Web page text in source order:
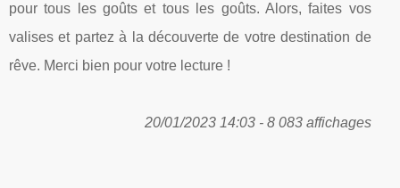
pour tous les goûts et tous les goûts. Alors, faites vos
valises et partez à la découverte de votre destination de
rêve. Merci bien pour votre lecture !
20/01/2023 14:03 - 8 083 affichages